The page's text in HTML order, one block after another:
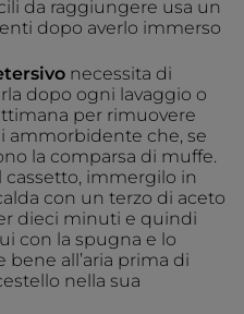
da raggiungere usa un
dopo averlo immerso
necessita di
dopo ogni lavaggio o
per rimuovere
ammorbidente che, se
la comparsa di muffe.
cassetto, immergilo in
con un terzo di aceto
dieci minuti e quindi
con la spugna e lo
bene all’aria prima di
nella sua